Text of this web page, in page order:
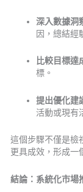
深入數據洞
因，總結經
比較目標達
標。
提出優化建
活動或現有
這個步驟不僅是檢
更具成效，形成一
結論：系統化市場